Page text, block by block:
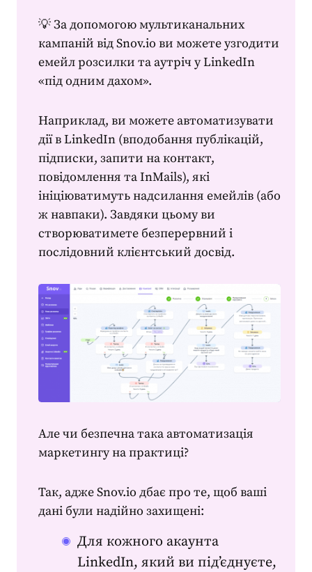
💡За допомогою мультиканальних
кампаній від Snov.io ви можете узгодити
емейл розсилки та аутріч у LinkedIn
«під одним дахом».
Наприклад, ви можете автоматизувати
дії в LinkedIn (вподобання публікацій,
підписки, запити на контакт,
повідомлення та InMails), які
ініціюватимуть надсилання емейлів (або
ж навпаки). Завдяки цьому ви
створюватимете безперервний і
послідовний клієнтський досвід.
Але чи безпечна така автоматизація
маркетингуна практиці?
Так, адже Snov.io дбає про те, щоб ваші
дані були надійно захищені:
Для кожного акаунта
LinkedIn, який ви під’єднуєте,